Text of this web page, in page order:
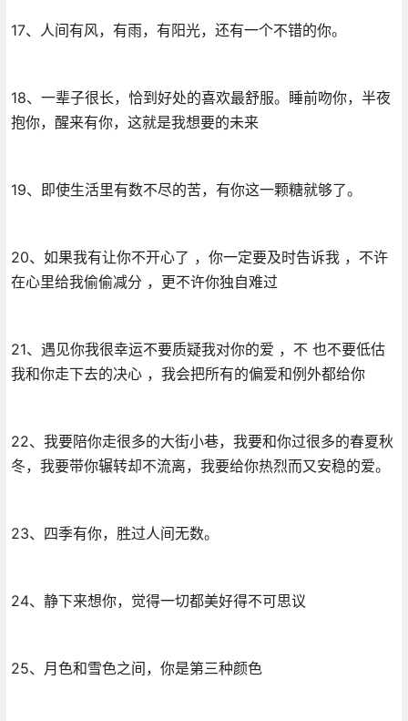
17、人间有风，有雨，有阳光，还有一个不错的你。
18、一辈子很长，恰到好处的喜欢最舒服。睡前吻你，半夜
抱你，醒来有你，这就是我想要的未来
19、即使生活里有数不尽的苦，有你这一颗糖就够了。
20、如果我有让你不开心了 ，你一定要及时告诉我 ，不许
在心里给我偷偷减分 ，更不许你独自难过
21、遇见你我很幸运不要质疑我对你的爱 ，不 也不要低估
我和你走下去的决心 ，我会把所有的偏爱和例外都给你
22、我要陪你走很多的大街小巷，我要和你过很多的春夏秋
冬，我要带你辗转却不流离，我要给你热烈而又安稳的爱。
23、四季有你，胜过人间无数。
24、静下来想你，觉得一切都美好得不可思议
25、月色和雪色之间，你是第三种颜色